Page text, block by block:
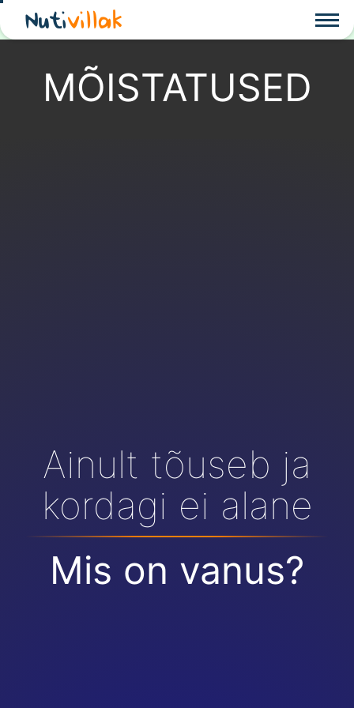
Nutivillak
MÕISTATUSED
Ainult tõuseb ja
kordagi ei alane
Mis on vanus?